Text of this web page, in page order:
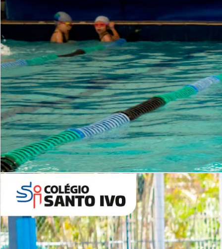
Período Integral | Saiba mais
INSTITUCIONAL